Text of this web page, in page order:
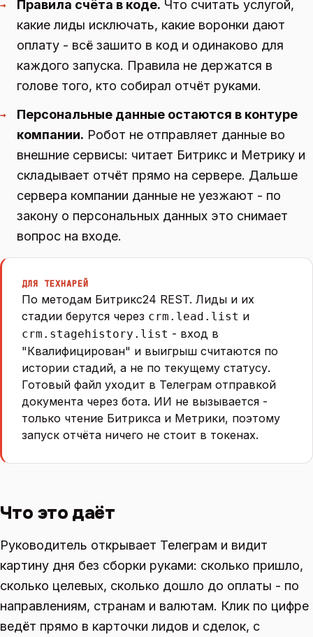
→ Правила счёта в коде. Что считать услугой,
какие лиды исключать, какие воронки дают
оплату - всё зашито в код и одинаково для
каждого запуска. Правила не держатся в
голове того, кто собирал отчёт руками.
→
Персональные данные остаются в контуре
компании. Робот не отправляет данные во
внешние сервисы: читает Битрикс и Метрику и
складывает отчёт прямо на сервере. Дальше
сервера компании данные не уезжают - по
закону о персональных данных это снимает
вопрос на входе.
ДЛЯ ТЕХНАРЕЙ
По методам Битрикс24 REST. Лиды и их
стадии берутся через crm.lead.list и
crm.stagehistory.list - вход в
"Квалифицирован" и выигрыш считаются по
истории стадий, а не по текущему статусу.
Готовый файл уходит в Телеграм отправкой
документа через бота. ИИ не вызывается -
только чтение Битрикса и Метрики, поэтому
запуск отчёта ничего не стоит в токенах.
Что это даёт
Руководитель открывает Телеграм и видит
картину дня без сборки руками: сколько пришло,
сколько целевых, сколько дошло до оплаты - по
направлениям, странам и валютам. Клик по цифре
ведёт прямо в карточки лидов и сделок, с